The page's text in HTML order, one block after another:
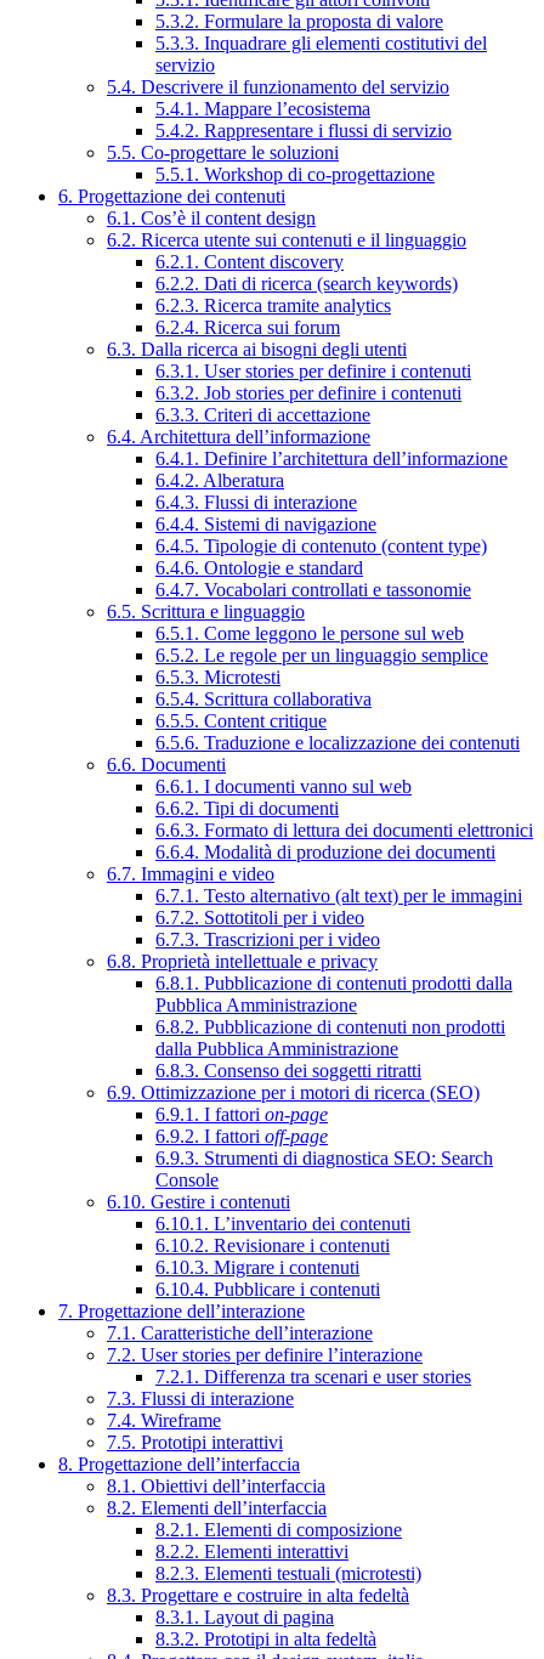
5.3.2. Formulare la proposta di valore
5.3.3. Inquadrare gli elementi costitutivi del
servizio
5.4. Descrivere il funzionamento del servizio
5.4.1. Mappare l’ecosistema
5.4.2. Rappresentare i flussi di servizio
5.5. Co-progettare le soluzioni
5.5.1. Workshop di co-progettazione
6. Progettazione dei contenuti
6.1. Cos’è il content design
6.2. Ricerca utente sui contenuti e il linguaggio
6.2.1. Content discovery
6.2.2. Dati di ricerca (search keywords)
6.2.3. Ricerca tramite analytics
6.2.4. Ricerca sui forum
6.3. Dalla ricerca ai bisogni degli utenti
6.3.1. User stories per definire i contenuti
6.3.2. Job stories per definire i contenuti
6.3.3. Criteri di accettazione
6.4. Architettura dell’informazione
6.4.1. Definire l’architettura dell’informazione
6.4.2. Alberatura
6.4.3. Flussi di interazione
6.4.4. Sistemi di navigazione
6.4.5. Tipologie di contenuto (content type)
6.4.6. Ontologie e standard
6.4.7. Vocabolari controllati e tassonomie
6.5. Scrittura e linguaggio
6.5.1. Come leggono le persone sul web
6.5.2. Le regole per un linguaggio semplice
6.5.3. Microtesti
6.5.4. Scrittura collaborativa
6.5.5. Content critique
6.5.6. Traduzione e localizzazione dei contenuti
6.6. Documenti
6.6.1. I documenti vanno sul web
6.6.2. Tipi di documenti
6.6.3. Formato di lettura dei documenti elettronici
6.6.4. Modalità di produzione dei documenti
6.7. Immagini e video
6.7.1. Testo alternativo (alt text) per le immagini
6.7.2. Sottotitoli per i video
6.7.3. Trascrizioni per i video
6.8. Proprietà intellettuale e privacy
6.8.1. Pubblicazione di contenuti prodotti dalla
Pubblica Amministrazione
6.8.2. Pubblicazione di contenuti non prodotti
dalla Pubblica Amministrazione
6.8.3. Consenso dei soggetti ritratti
6.9. Ottimizzazione per i motori di ricerca (SEO)
6.9.1. I fattori on-page
6.9.2. I fattori off-page
6.9.3. Strumenti di diagnostica SEO: Search
Console
6.10. Gestire i contenuti
6.10.1. L’inventario dei contenuti
6.10.2. Revisionare i contenuti
6.10.3. Migrare i contenuti
6.10.4. Pubblicare i contenuti
7. Progettazione dell’interazione
7.1. Caratteristiche dell’interazione
7.2. User stories per definire l’interazione
7.2.1. Differenza tra scenari e user stories
7.3. Flussi di interazione
7.4. Wireframe
7.5. Prototipi interattivi
8. Progettazione dell’interfaccia
8.1. Obiettivi dell’interfaccia
8.2. Elementi dell’interfaccia
8.2.1. Elementi di composizione
8.2.2. Elementi interattivi
8.2.3. Elementi testuali (microtesti)
8.3. Progettare e costruire in alta fedeltà
8.3.1. Layout di pagina
8.3.2. Prototipi in alta fedeltà